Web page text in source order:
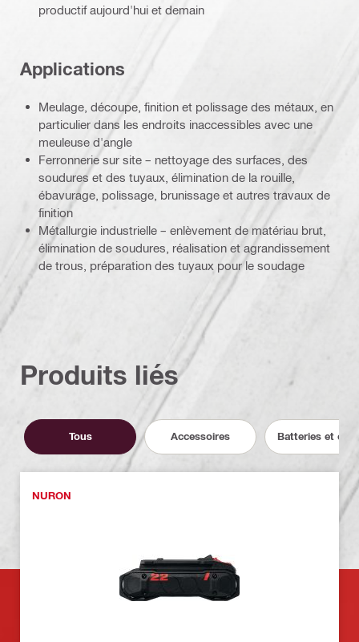
productif aujourd'hui et demain
Applications
Meulage, découpe, finition et polissage des métaux, en
particulier dans les endroits inaccessibles avec une
meuleuse d'angle
Ferronnerie sur site – nettoyage des surfaces, des
soudures et des tuyaux, élimination de la rouille,
ébavurage, polissage, brunissage et autres travaux de
finition
Métallurgie industrielle – enlèvement de matériau brut,
élimination de soudures, réalisation et agrandissement
de trous, préparation des tuyaux pour le soudage
Produits liés
Tous Accessoires Batteries et
NURON